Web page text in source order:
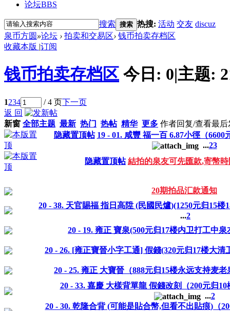
论坛BBS
搜索 搜索 热搜: 活动 交友 discuz
泉币方圆 »论坛 › 拍卖和交易区› 钱币拍卖存档区
收藏本版 |订阅
钱币拍卖存档区 今日: 0|主题:
1234 / 4 页下一页
返 回
新窗 全部主题 最新 热门 热帖 精华 更多 作者回复/查看最后
隐藏置顶帖 19 - 01. 咸豐 福一百 6.87小徑（
...23
隐藏置顶帖 結拍的泉友可先匯款,寄幣
20期拍品汇款通知
20 - 38. 天官賜福 指日高陞 (民國民爐)(1250元归15楼
...2
20 - 19. 雍正 寶泉(500元归17楼内卫打工中泉
20 - 26. [雍正寶晉小字工通] 假錢(320元归17楼大清
20 - 25. 雍正 大寶晉（888元归15楼永远支持麦老
20 - 33. 嘉慶 大樣背單龍 假錢改刻（200元归
...2
20 - 30. 乾隆合背 (可能是貼合幣,但看不出貼痕)（